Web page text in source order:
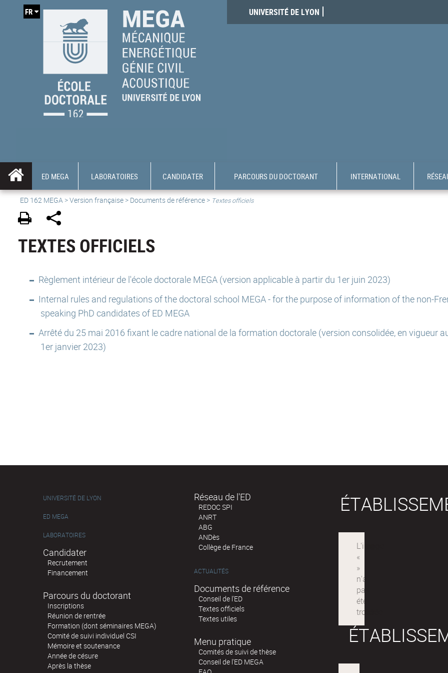
UNIVERSITÉ DE LYON
FR
ED MEGA LABORATOIRES CANDIDATER PARCOURS DU DOCTORANT INTERNATIONAL
ED 162 MEGA >Version française > Documents de référence > Textes officiels
TEXTES OFFICIELS
Règlement intérieur de l'école doctorale MEGA (version applicable à partir du 1er juin 2023)
Internal rules and regulations of the doctoral school MEGA - for the purpose of information of the non-
speaking PhD candidates of ED MEGA
Arrêté du 25 mai 2016 fixant le cadre national de la formation doctorale (version consolidée, en vigueur
1er janvier 2023)
UNIVERSITÉ DE LYON
ED MEGA
LABORATOIRES
Candidater
Recrutement
Financement
Parcours du doctorant
Inscriptions
Réunion de rentrée
Formation (dont séminaires MEGA)
Comité de suivi individuel CSI
Mémoire et soutenance
Année de césure
Après la thèse
Réseau de l'ED
REDOC SPI
ANRT
ABG
ANDès
Collège de France
ACTUALITÉS
Documents de référence
Conseil de l'ED
Textes officiels
Textes utiles
Menu pratique
Comités de suivi de thèse
Conseil de l'ED MEGA